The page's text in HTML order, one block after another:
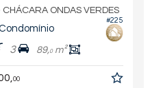
#225
CHÁCARA ONDAS VERDES
3 89,0m²
00